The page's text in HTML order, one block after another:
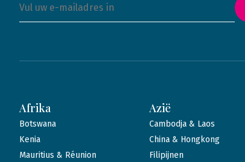
Afrika
Botswana
Kenia
Mauritius & Réunion
Azië
Cambodja & Laos
China & Hongkong
Filipijnen